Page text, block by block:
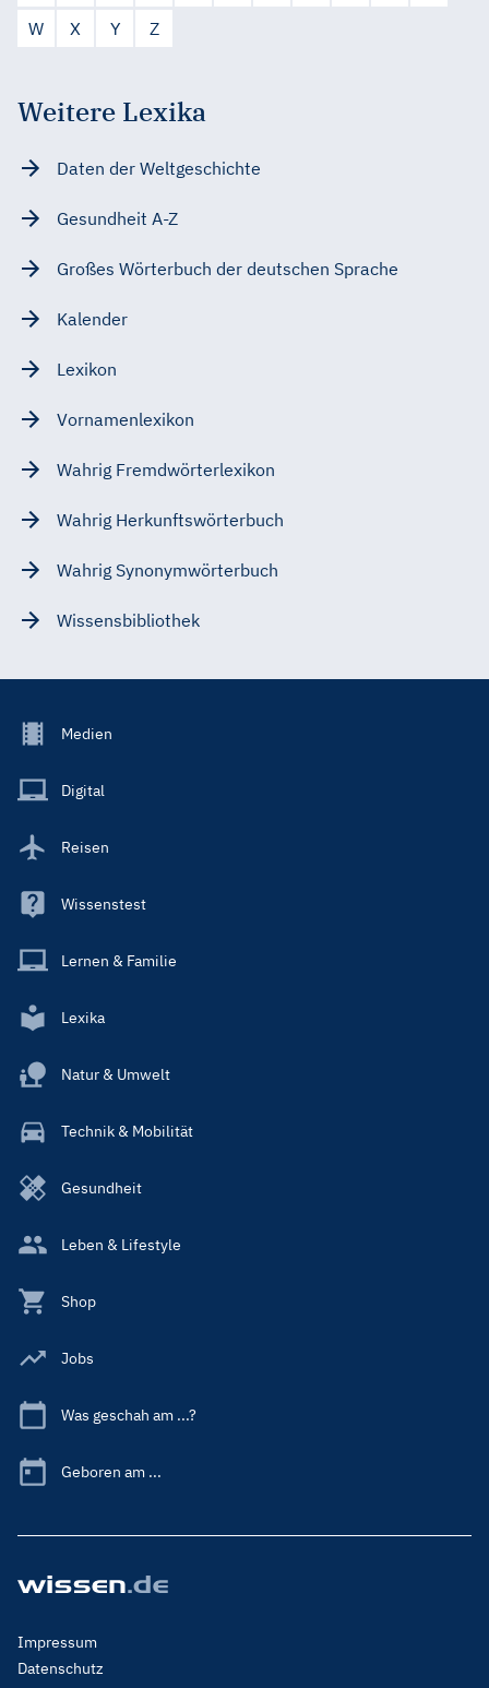
W
X Y Z
Weitere Lexika
Daten der Weltgeschichte
Gesundheit A-Z
Großes Wörterbuch der deutschen Sprache
Kalender
Lexikon
Vornamenlexikon
Wahrig Fremdwörterlexikon
Wahrig Herkunftswörterbuch
Wahrig Synonymwörterbuch
Wissensbibliothek
Footer
Main
Medien
Digital
Reisen
Wissenstest
Lernen & Familie
Lexika
Natur & Umwelt
Technik & Mobilität
Gesundheit
Leben & Lifestyle
Shop
Jobs
Was geschah am ...?
Geboren am ...
Footer
Menu
Impressum
Datenschutz